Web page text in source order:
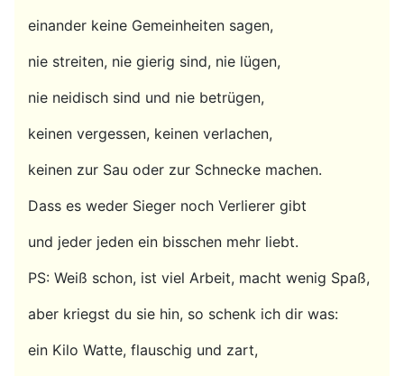
einander keine Gemeinheiten sagen,
nie streiten, nie gierig sind, nie lügen,
nie neidisch sind und nie betrügen,
keinen vergessen, keinen verlachen,
keinen zur Sau oder zur Schnecke machen.
Dass es weder Sieger noch Verlierer gibt
und jeder jeden ein bisschen mehr liebt.
PS: Weiß schon, ist viel Arbeit, macht wenig Spaß,
aber kriegst du sie hin, so schenk ich dir was:
ein Kilo Watte, flauschig und zart,